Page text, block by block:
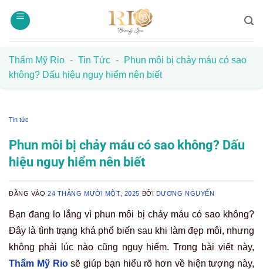
qua
Thẩm Mỹ Rio - Tin Tức -
Phun môi bị chảy máu có sao
không? Dấu hiệu nguy hiểm nên biết
Tin tức
Phun môi bị chảy máu có sao không? Dấu
hiệu nguy hiểm nên biết
ĐĂNG VÀO24 THÁNG MƯỜI MỘT, 2025 BỞI DƯƠNG NGUYỄN
Bạn đang lo lắng vì phun môi bị chảy máu có sao không?
Đây là tình trạng khá phổ biến sau khi làm đẹp môi, nhưng
không phải lúc nào cũng nguy hiểm. Trong bài viết này,
Thẩm Mỹ Riosẽ giúp bạn hiểu rõ hơn về hiện tượng này,